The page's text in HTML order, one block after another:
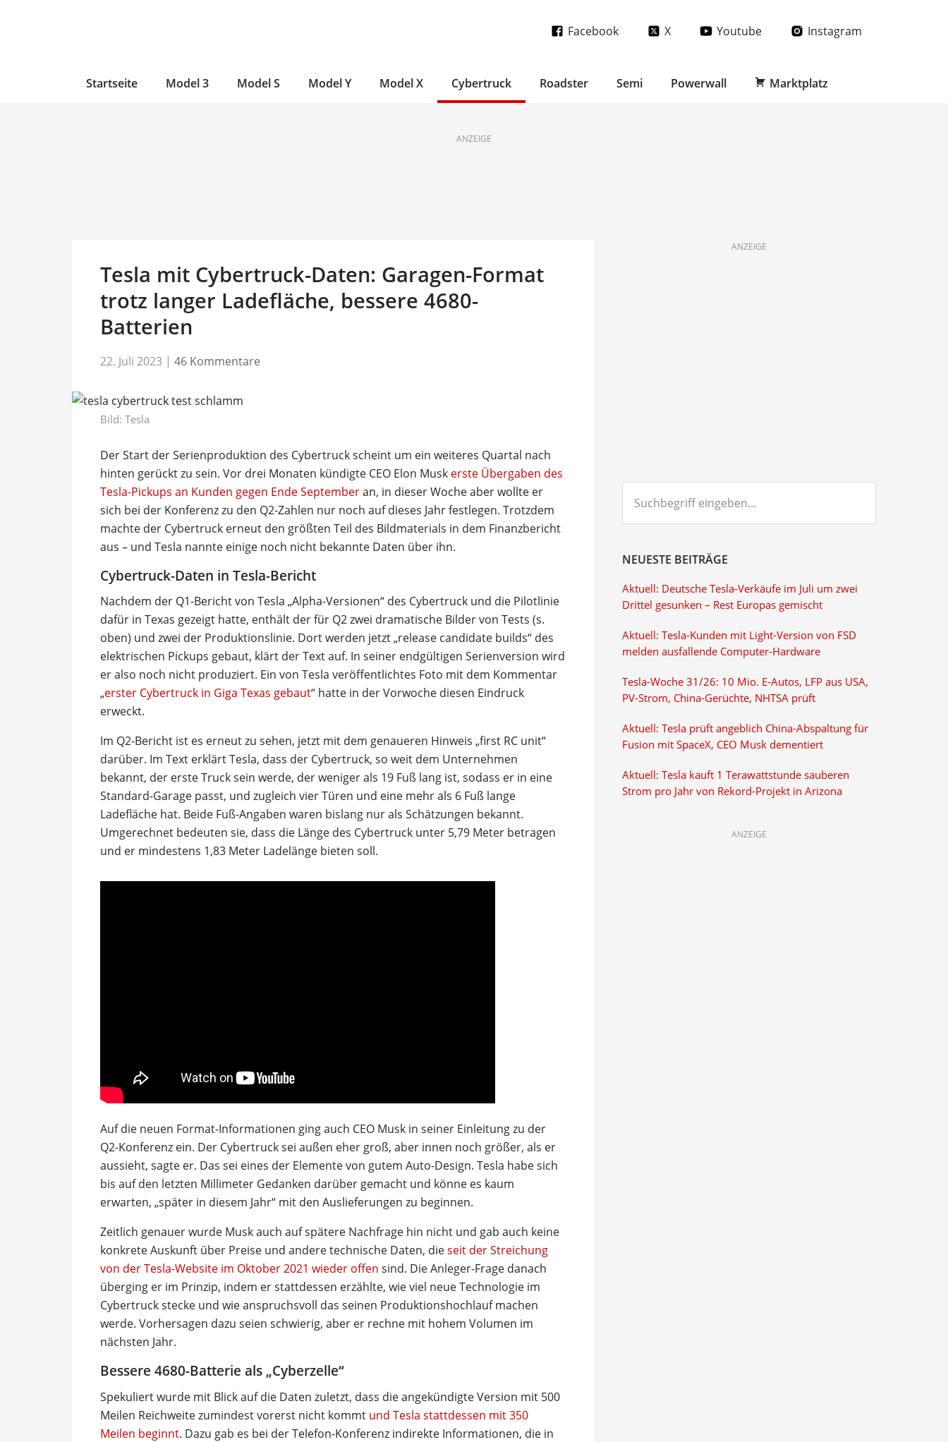
Facebook X Youtube Instagram
Startseite Model 3 Model S Model Y Model X Cybertruck Roadster Semi Powerwall Marktplatz
ANZEIGE
Tesla mit Cybertruck-Daten: Garagen-Format
trotz langer Ladefläche, bessere 4680-
Batterien
22. Juli 2023 | 46 Kommentare
Bild: Tesla
Der Start der Serienproduktion des Cybertruck scheint um ein weiteres Quartal nach
hinten gerückt zu sein. Vor drei Monaten kündigte CEO Elon Musk erste Übergaben des
Tesla-Pickups an Kunden gegen Ende Septemberan, in dieser Woche aber wollte er
sich bei der Konferenz zu den Q2-Zahlen nur noch auf dieses Jahr festlegen. Trotzdem
machte der Cybertruck erneut den größten Teil des Bildmaterials in dem Finanzbericht
aus – und Tesla nannte einige noch nicht bekannte Daten über ihn.
Cybertruck-Daten in Tesla-Bericht
Nachdem der Q1-Bericht von Tesla „Alpha-Versionen“ des Cybertruck und die Pilotlinie
dafür in Texas gezeigt hatte, enthält der für Q2 zwei dramatische Bilder von Tests (s.
oben) und zwei der Produktionslinie. Dort werden jetzt „release candidate builds“ des
elektrischen Pickups gebaut, klärt der Text auf. In seiner endgültigen Serienversion wird
er also noch nicht produziert. Ein von Tesla veröffentlichtes Foto mit dem Kommentar
„erster Cybertruck in Giga Texas gebaut“ hatte in der Vorwoche diesen Eindruck
erweckt.
Im Q2-Bericht ist es erneut zu sehen, jetzt mit dem genaueren Hinweis „first RC unit“
darüber. Im Text erklärt Tesla, dass der Cybertruck, so weit dem Unternehmen
bekannt, der erste Truck sein werde, der weniger als 19 Fuß lang ist, sodass er in eine
Standard-Garage passt, und zugleich vier Türen und eine mehr als 6 Fuß lange
Ladefläche hat. Beide Fuß-Angaben waren bislang nur als Schätzungen bekannt.
Umgerechnet bedeuten sie, dass die Länge des Cybertruck unter 5,79 Meter betragen
und er mindestens 1,83 Meter Ladelänge bieten soll.
Auf die neuen Format-Informationen ging auch CEO Musk in seiner Einleitung zu der
Q2-Konferenz ein. Der Cybertruck sei außen eher groß, aber innen noch größer, als er
aussieht, sagte er. Das sei eines der Elemente von gutem Auto-Design. Tesla habe sich
bis auf den letzten Millimeter Gedanken darüber gemacht und könne es kaum
erwarten, „später in diesem Jahr“ mit den Auslieferungen zu beginnen.
Zeitlich genauer wurde Musk auch auf spätere Nachfrage hin nicht und gab auch keine
konkrete Auskunft über Preise und andere technische Daten, dieseit der Streichung
von der Tesla-Website im Oktober 2021 wieder offen sind. Die Anleger-Frage danach
überging er im Prinzip, indem er stattdessen erzählte, wie viel neue Technologie im
Cybertruck stecke und wie anspruchsvoll das seinen Produktionshochlauf machen
werde. Vorhersagen dazu seien schwierig, aber er rechne mit hohem Volumen im
nächsten Jahr.
Bessere 4680-Batterie als „Cyberzelle“
Spekuliert wurde mit Blick auf die Daten zuletzt, dass die angekündigte Version mit 500
Meilen Reichweite zumindest vorerst nicht kommt und Tesla stattdessen mit 350
Meilen beginnt. Dazu gab es bei der Telefon-Konferenz indirekte Informationen, die in
ANZEIGE
eingeben...
NEUESTE BEITRÄGE
Aktuell: Deutsche Tesla-Verkäufe im Juli um zwei
Drittel gesunken – Rest Europas gemischt
Aktuell: Tesla-Kunden mit Light-Version von FSD
melden ausfallende Computer-Hardware
Tesla-Woche 31/26: 10 Mio. E-Autos, LFP aus USA,
PV-Strom, China-Gerüchte, NHTSA prüft
Aktuell: Tesla prüft angeblich China-Abspaltung für
Fusion mit SpaceX, CEO Musk dementiert
Aktuell: Tesla kauft 1 Terawattstunde sauberen
Strom pro Jahr von Rekord-Projekt in Arizona
ANZEIGE